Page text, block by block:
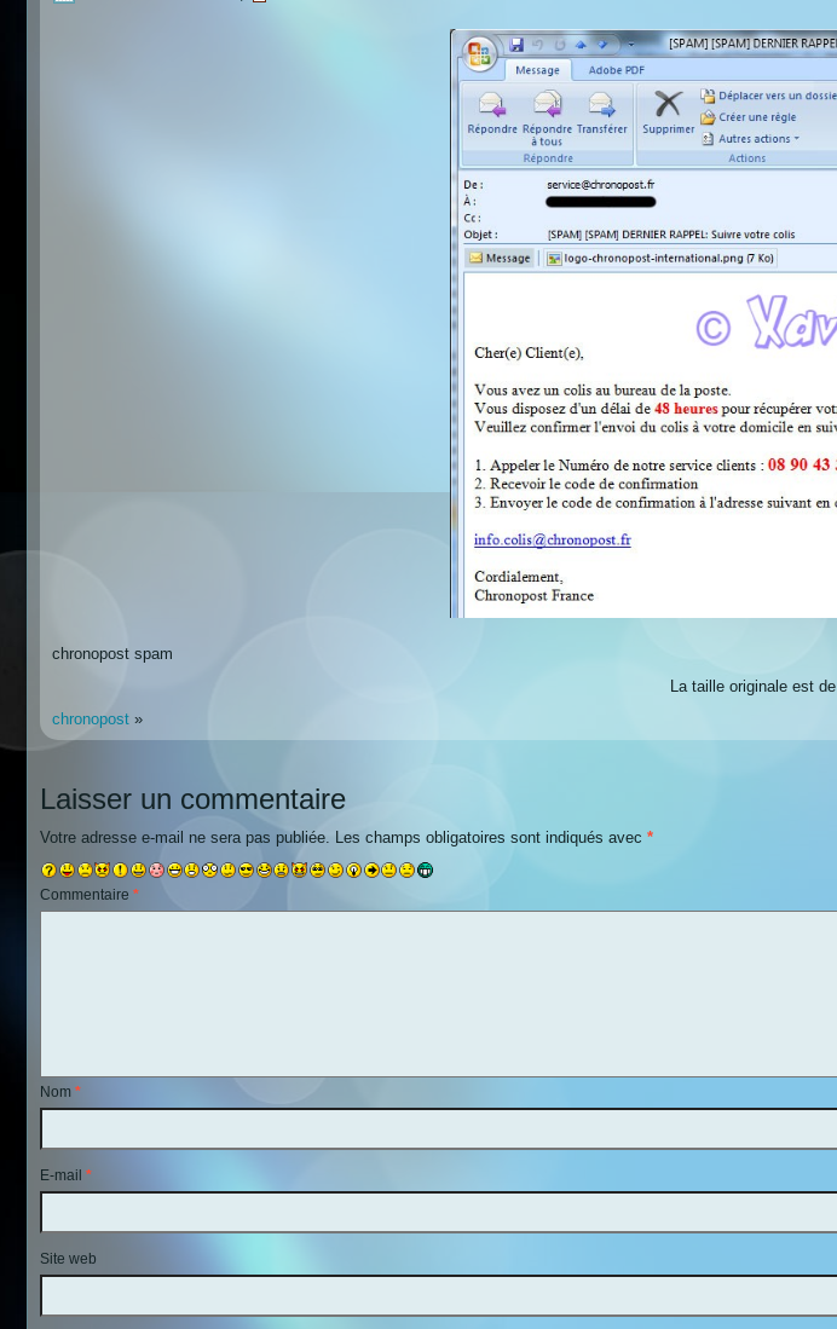
chronopost spam
La taille originale est de
chronopost »
Laisser un commentaire
Votre adresse e-mail ne sera pas publiée. Les champs obligatoires sont indiqués avec *
Commentaire *
Nom *
E-mail *
Site web